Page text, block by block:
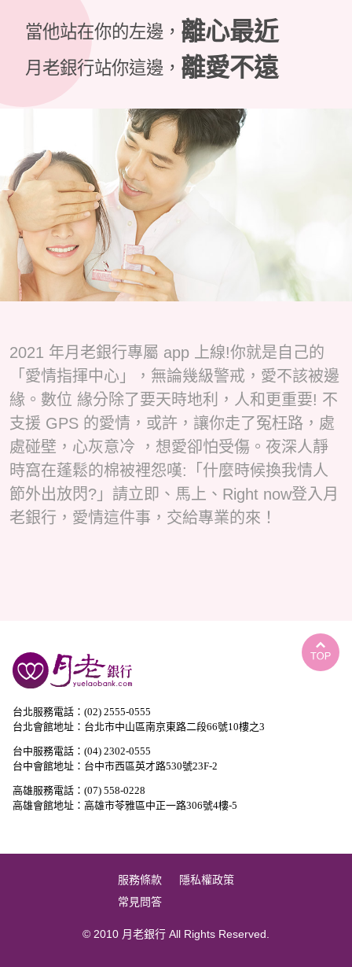
當他站在你的左邊， 離心最近
月老銀行站你這邊， 離愛不遠
2021 年月老銀⾏專屬 app 上線!你就是⾃己的
「愛情指揮中心」，無論幾級警戒，愛不該被邊
緣。數位 緣分除了要天時地利，⼈和更重要! 不
支援 GPS 的愛情，或許，讓你走了冤枉路，處
處碰壁，⼼灰意冷 ，想愛卻怕受傷。夜深⼈靜
時窩在蓬鬆的棉被裡怨嘆:「什麼時候換我情⼈
節外出放閃?」請立即、馬上、Right now登入月
老銀行，愛情這件事，交給專業的來！
台北服務電話：(02) 2555-0555
台北會館地址：台北市中山區南京東路二段66號10樓之3
台中服務電話：(04) 2302-0555
台中會館地址：台中市西區英才路530號23F-2
高雄服務電話：(07) 558-0228
高雄會館地址：高雄市苓雅區中正一路306號4樓-5
服務條款
隱私權政策
常見問答
© 2010 月老銀行 All Rights Reserved.